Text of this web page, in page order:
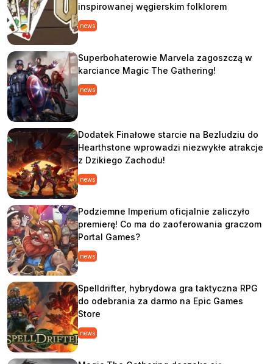
inspirowanej węgierskim folklorem
news
Superbohaterowie Marvela zagoszczą w
karciance Magic The Gathering!
news
Dodatek Finałowe starcie na Bezludziu do
Hearthstone wprowadzi niezwykłe atrakcje
z Dzikiego Zachodu!
news
Podziemne Imperium oficjalnie zaliczyło
premierę! Co ma do zaoferowania graczom
Portal Games?
news
Spelldrifter, hybrydowa gra taktyczna RPG
do odebrania za darmo na Epic Games
Store
news